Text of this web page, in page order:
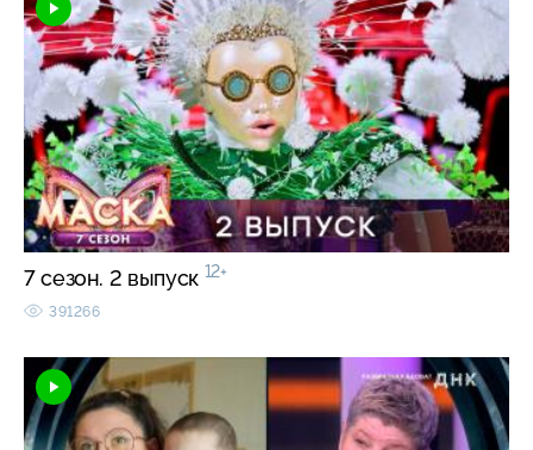
7 сезон. 2 выпуск 12+
391266